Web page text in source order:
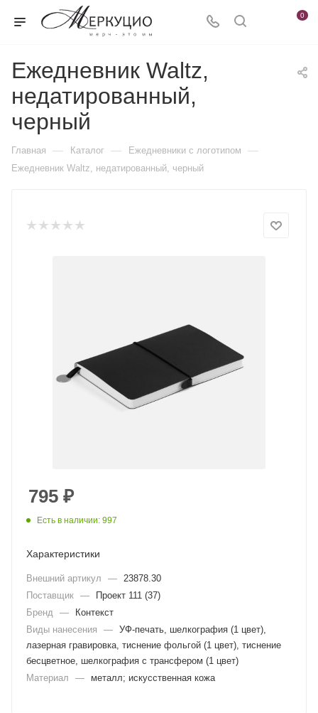
0
Ежедневник Waltz,
недатированный,
черный
Главная — Каталог — Ежедневники c логотипом —
Ежедневник Waltz, недатированный, черный
795 ₽
Есть в наличии: 997
Характеристики
Внешний артикул —
23878.30
Поставщик —
Проект 111 (37)
Бренд
—
Контекст
Виды нанесения
— УФ-печать, шелкография (1 цвет),
лазерная гравировка, тиснение фольгой (1 цвет), тиснение
бесцветное, шелкография с трансфером (1 цвет)
Материал
— металл; искусственная кожа